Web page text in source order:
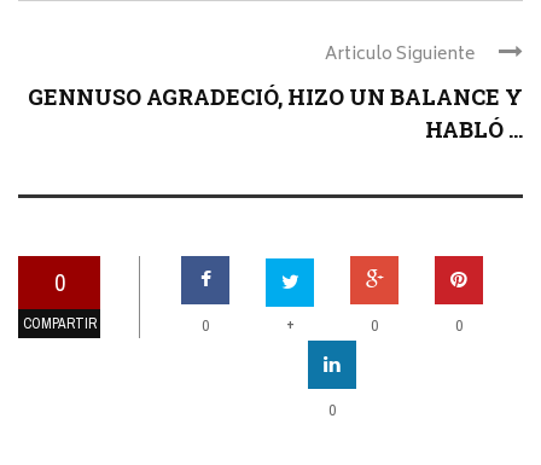
Articulo Siguiente
GENNUSO AGRADECIÓ, HIZO UN BALANCE Y
HABLÓ ...
0
COMPARTIR 0 + 0 0
0